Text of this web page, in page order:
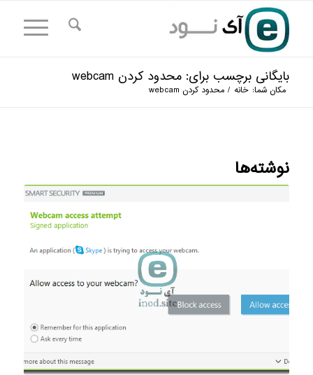
بایگانی برچسب برای: محدود کردن webcam
مکان شما: خانه / محدود کردن webcam
نوشته‌ها